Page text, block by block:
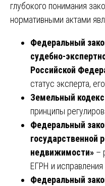
глубокого понимания
нормативными актами
Федеральный
судебно-
Российской
статус эксперта,
Земельный
принципы
Федеральный
государственной
недвижимости» –
ЕГРН и
Федеральный